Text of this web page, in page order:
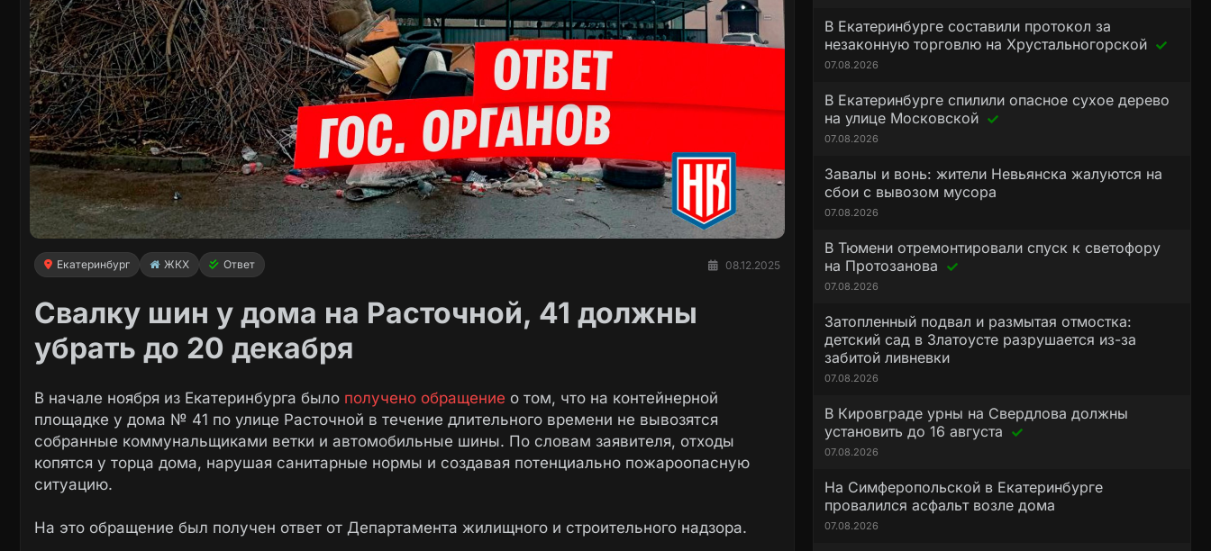
Екатеринбург ЖКХ Ответ 08.12.2025
Свалку шин у дома на Расточной, 41 должны
убрать до 20 декабря
В начале ноября из Екатеринбурга было получено обращение о том, что на контейнерной
площадке у дома № 41 по улице Расточной в течение длительного времени не вывозятся
собранные коммунальщиками ветки и автомобильные шины. По словам заявителя, отходы
копятся у торца дома, нарушая санитарные нормы и создавая потенциально пожароопасную
ситуацию.
На это обращение был получен ответ от Департамента жилищного и строительного надзора.
В Екатеринбурге составили протокол за
незаконную торговлю на Хрустальногорской
07.08.2026
В Екатеринбурге спилили опасное сухое дерево
на улице Московской
07.08.2026
Завалы и вонь: жители Невьянска жалуются на
сбои с вывозом мусора
07.08.2026
В Тюмени отремонтировали спуск к светофору
на Протозанова
07.08.2026
Затопленный подвал и размытая отмостка:
детский сад в Златоусте разрушается из-за
забитой ливневки
07.08.2026
В Кировграде урны на Свердлова должны
установить до 16 августа
07.08.2026
На Симферопольской в Екатеринбурге
провалился асфальт возле дома
07.08.2026